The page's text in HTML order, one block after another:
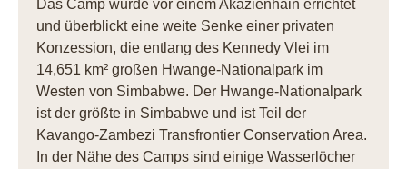
Das Camp wurde vor einem Akazienhain errichtet
und überblickt eine weite Senke einer privaten
Konzession, die entlang des Kennedy Vlei im
14,651 km² großen Hwange-Nationalpark im
Westen von Simbabwe. Der Hwange-Nationalpark
ist der größte in Simbabwe und ist Teil der
Kavango-Zambezi Transfrontier Conservation Area.
In der Nähe des Camps sind einige Wasserlöcher